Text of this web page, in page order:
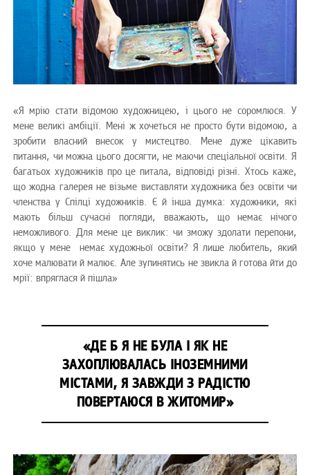
«Я мрію стати відомою художницею, і цього не соромлюся. У
мене великі амбіції. Мені ж хочеться не просто бути відомою, а
зробити власний внесок у мистецтво. Мене дуже цікавить
питання, чи можна цього досягти, не маючи спеціальної освіти. Я
багатьох художників про це питала, відповіді різні. Хтось каже,
що жодна галерея не візьме виставляти художника без освіти чи
членства у Спілці художників. Є й інша думка: художники, які
мають більш сучасні погляди, вважають, що немає нічого
неможливого. Для мене це виклик: чи зможу здолати перепони,
якщо у мене немає художньої освіти? Я лише любитель, який
хоче малювати й малює. Але зупинятись не звикла й готова йти до
мрії: впряглася й пішла»
«ДЕ Б Я НЕ БУЛА І ЯК НЕ
ЗАХОПЛЮВАЛАСЬ ІНОЗЕМНИМИ
МІСТАМИ, Я ЗАВЖДИ З РАДІСТЮ
ПОВЕРТАЮСЯ В ЖИТОМИР»